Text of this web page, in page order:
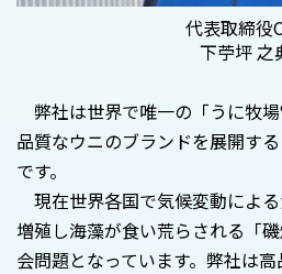
代表取締役
下苧坪 之
弊社は世界で唯一の「うに牧
品質なウニのブランドを展開す
です。
現在世界各国で気候変動によ
増殖し海藻が食い荒らされる「
会問題となっています。弊社は